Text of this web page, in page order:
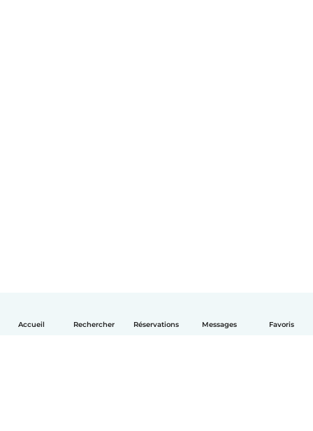
Accueil Rechercher Réservations Messages Favoris